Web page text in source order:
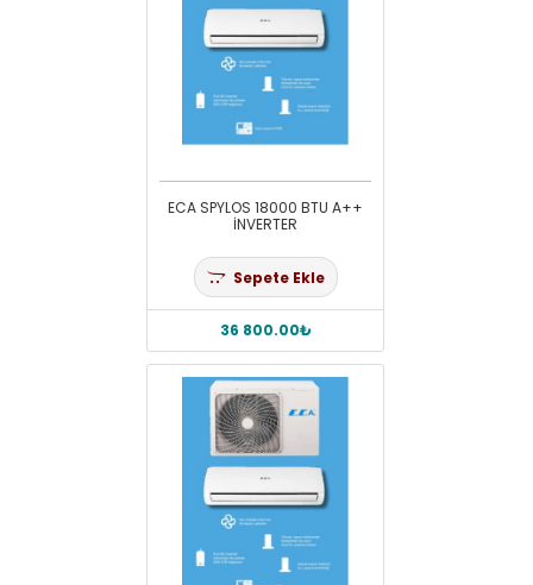
ECA SPYLOS 18000 BTU A++
İNVERTER
Sepete Ekle
36 800.00₺